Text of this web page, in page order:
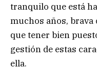
tranquilo que está
muchos años, brava
que tener bien
gestión de estas
ella.